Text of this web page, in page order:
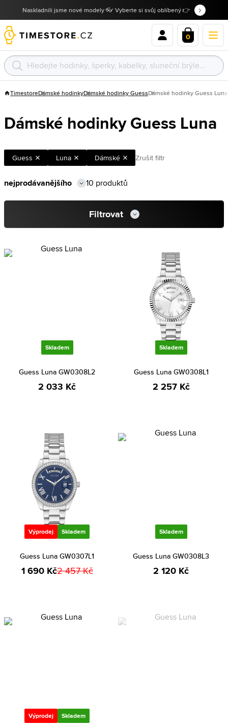
Naskladnili jsme nové modely 👓 Vyberte si svůj oblíbený 👉
0
TimestoreDámské hodinkyDámské hodinky GuessDámské hodinky Guess Luna
Dámské hodinky Guess Luna
Guess Luna Dámské Zrušit filtr
10 produktů
Filtrovat
Skladem
Guess Luna GW0308L2
2 033 Kč
Skladem
Guess Luna GW0308L1
2 257 Kč
Výprodej Skladem
Guess Luna GW0307L1
1 690 Kč2 457 Kč
Skladem
Guess Luna GW0308L3
2 120 Kč
Výprodej Skladem